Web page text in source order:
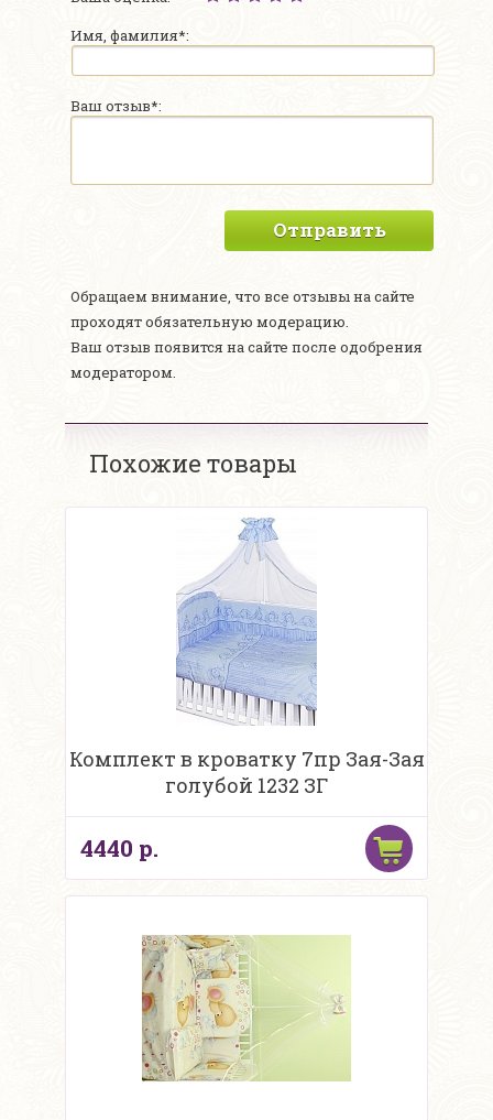
Имя, фамилия*:
Ваш отзыв*:
Отправить
Обращаем внимание, что все отзывы на сайте
проходят обязательную модерацию.
Ваш отзыв появится на сайте после одобрения
модератором.
Похожие товары
Комплект в кроватку 7пр Зая-Зая
голубой 1232 ЗГ
4440 р.